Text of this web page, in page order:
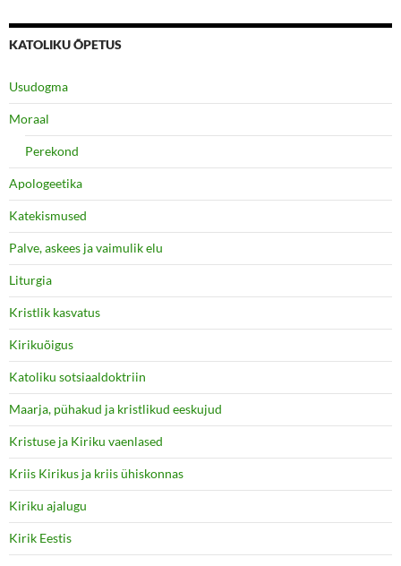
KATOLIKU ÕPETUS
Usudogma
Moraal
Perekond
Apologeetika
Katekismused
Palve, askees ja vaimulik elu
Liturgia
Kristlik kasvatus
Kirikuõigus
Katoliku sotsiaaldoktriin
Maarja, pühakud ja kristlikud eeskujud
Kristuse ja Kiriku vaenlased
Kriis Kirikus ja kriis ühiskonnas
Kiriku ajalugu
Kirik Eestis